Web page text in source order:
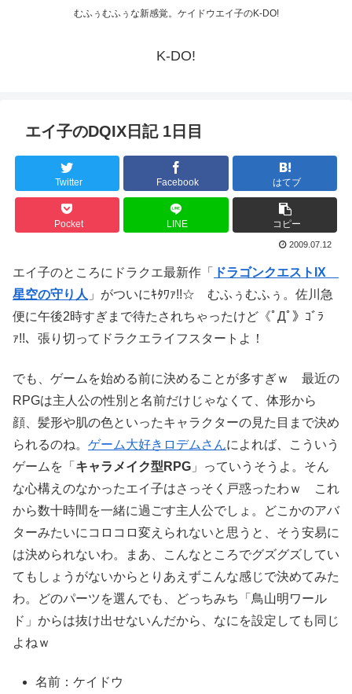
むふぅむふぅな新感覚。ケイドウエイ子のK-DO!
K-DO!
エイ子のDQIX日記 1日目
Twitter Facebook はてブ
Pocket LINE コピー
2009.07.12
エイ子のところにドラクエ最新作「
ドラゴンクエストIX
星空の守り人 」がついにｷﾀﾜｧ!!☆ むふぅむふぅ。佐川急
便に午後2時すぎまで待たされちゃったけど《ﾟДﾟ》ｺﾞﾗ
ｧ!!、張り切ってドラクエライフスタートよ！
でも、ゲームを始める前に決めることが多すぎｗ 最近の
RPGは主人公の性別と名前だけじゃなくて、体形から
顔、髪形や肌の色といったキャラクターの見た目まで決め
られるのね。 ゲーム大好きロデムさんによれば、こういう
ゲームを「 キャラメイク型RPG 」っていうそうよ。そん
な心構えのなかったエイ子はさっそく戸惑ったわｗ これ
から数十時間を一緒に過ごす主人公でしょ。どこかのアバ
ターみたいにコロコロ変えられないと思うと、そう安易に
は決められないわ。まあ、こんなところでグズグズしてい
てもしょうがないからとりあえずこんな感じで決めてみた
わ。どのパーツを選んでも、どっちみち「鳥山明ワール
ド」からは抜け出せないんだから、なにを設定しても同じ
よねｗ
名前：ケイドウ